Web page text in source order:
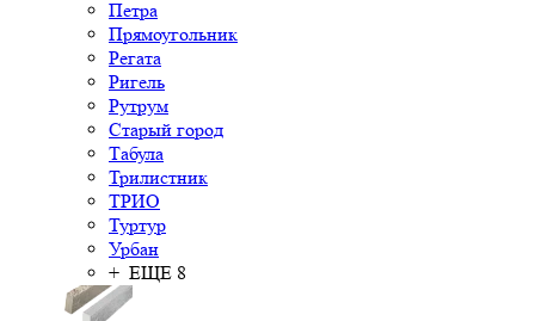
Петра
Прямоугольник
Регата
Ригель
Рутрум
Старый город
Табула
Трилистник
ТРИО
Туртур
Урбан
+ ЕЩЕ 8